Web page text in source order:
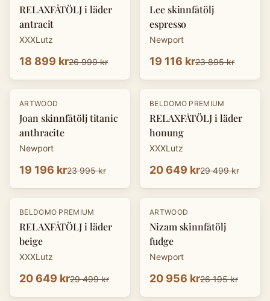
RELAXFÅTÖLJ i läder
antracit
XXXLutz
18 899 kr26 999 kr
Lee skinnfåtölj
espresso
Newport
19 116 kr23 895 kr
-20%
ARTWOOD
Joan skinnfåtölj titanic
anthracite
Newport
19 196 kr23 995 kr
-30 %
BELDOMO PREMIUM
RELAXFÅTÖLJ i läder
honung
XXXLutz
20 649 kr29 499 kr
-30 %
BELDOMO PREMIUM
RELAXFÅTÖLJ i läder
beige
XXXLutz
20 649 kr29 499 kr
-20%
ARTWOOD
Nizam skinnfåtölj
fudge
Newport
20 956 kr26 195 kr